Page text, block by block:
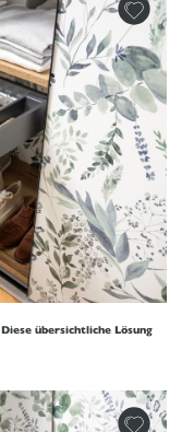
übersichtliche Lösung